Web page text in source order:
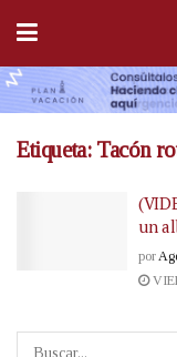
Etiqueta: Tacón
un
por